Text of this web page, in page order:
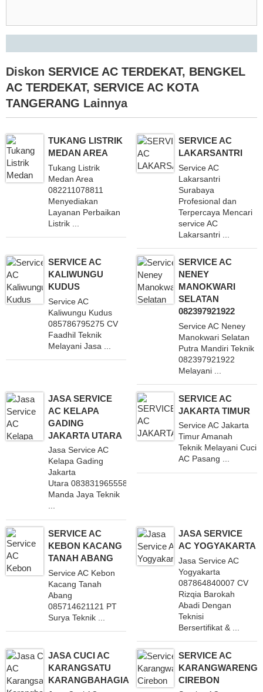
Diskon SERVICE AC TERDEKAT, BENGKEL
AC TERDEKAT, SERVICE AC KOTA
TANGERANG Lainnya
TUKANG LISTRIK
MEDAN AREA
Tukang Listrik
Medan Area
082211078811
Menyediakan
Layanan Perbaikan
Listrik ...
SERVICE AC
LAKARSANTRI
Service AC
Lakarsantri
Surabaya
Profesional dan
Terpercaya Mencari
service AC
Lakarsantri ...
SERVICE AC
KALIWUNGU
KUDUS
Service AC
Kaliwungu Kudus
085786795275 CV
Faadhil Teknik
Melayani Jasa ...
SERVICE AC
NENEY
MANOKWARI
SELATAN
082397921922
Service AC Neney
Manokwari Selatan
Putra Mandiri Teknik
082397921922
Melayani ...
JASA SERVICE
AC KELAPA
GADING
JAKARTA UTARA
Jasa Service AC
Kelapa Gading
Jakarta
Utara 083831965558
Manda Jaya Teknik
...
SERVICE AC
JAKARTA TIMUR
Service AC Jakarta
Timur Amanah
Teknik Melayani Cuci
AC Pasang ...
SERVICE AC
KEBON KACANG
TANAH ABANG
Service AC Kebon
Kacang Tanah
Abang
085714621121 PT
Surya Teknik ...
JASA SERVICE
AC YOGYAKARTA
Jasa Service AC
Yogyakarta
087864840007 CV
Rizqia Barokah
Abadi Dengan
Teknisi
Bersertifikat & ...
JASA CUCI AC
KARANGSATU
KARANGBAHAGIA
SERVICE AC
KARANGWARENG
CIREBON